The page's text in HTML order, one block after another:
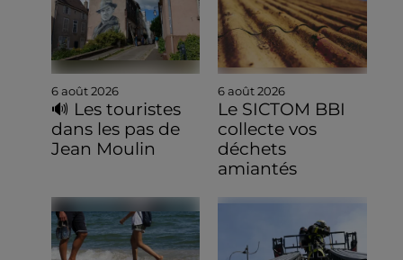
6 août 2026
🔊 Les touristes
dans les pas de
Jean Moulin
6 août 2026
Le SICTOM BBI
collecte vos
déchets
amiantés